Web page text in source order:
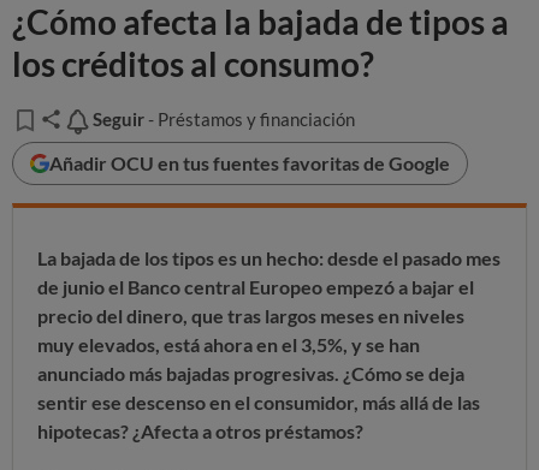
¿Cómo afecta la bajada de tipos a
los créditos al consumo?
Seguir
Seguir - Préstamos y financiación
Añadir OCU en tus fuentes favoritas de Google
La bajada de los tipos es un hecho: desde el pasado mes
de junio el Banco central Europeo empezó a bajar el
precio del dinero, que tras largos meses en niveles
muy elevados, está ahora en el 3,5%, y se han
anunciado más bajadas progresivas. ¿Cómo se deja
sentir ese descenso en el consumidor, más allá de las
hipotecas? ¿Afecta a otros préstamos?